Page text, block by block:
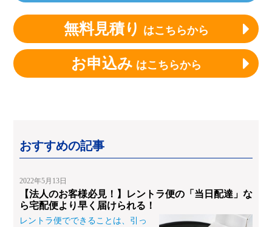
無料見積り はこちらから
お申込み はこちらから
おすすめの記事
2022年5月13日
【法人のお客様必見！】レントラ便の「当日配達」な
ら宅配便より早く届けられる！
レントラ便でできることは、引っ